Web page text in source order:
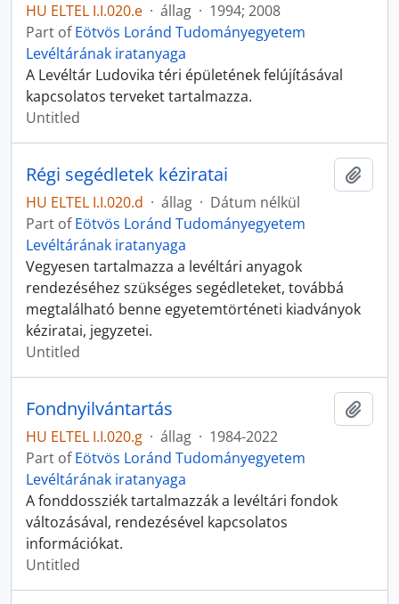
HU ELTEL I.I.020.e · állag · 1994; 2008
Part ofEötvös Loránd Tudományegyetem
Levéltárának iratanyaga
A Levéltár Ludovika téri épületének felújításával
kapcsolatos terveket tartalmazza.
Untitled
Régi segédletek kéziratai
HU ELTEL I.I.020.d · állag · Dátum nélkül
Part ofEötvös Loránd Tudományegyetem
Levéltárának iratanyaga
Vegyesen tartalmazza a levéltári anyagok
rendezéséhez szükséges segédleteket, továbbá
megtalálható benne egyetemtörténeti kiadványok
kéziratai, jegyzetei.
Untitled
Fondnyilvántartás
HU ELTEL I.I.020.g · állag · 1984-2022
Part ofEötvös Loránd Tudományegyetem
Levéltárának iratanyaga
A fonddossziék tartalmazzák a levéltári fondok
változásával, rendezésével kapcsolatos
információkat.
Untitled